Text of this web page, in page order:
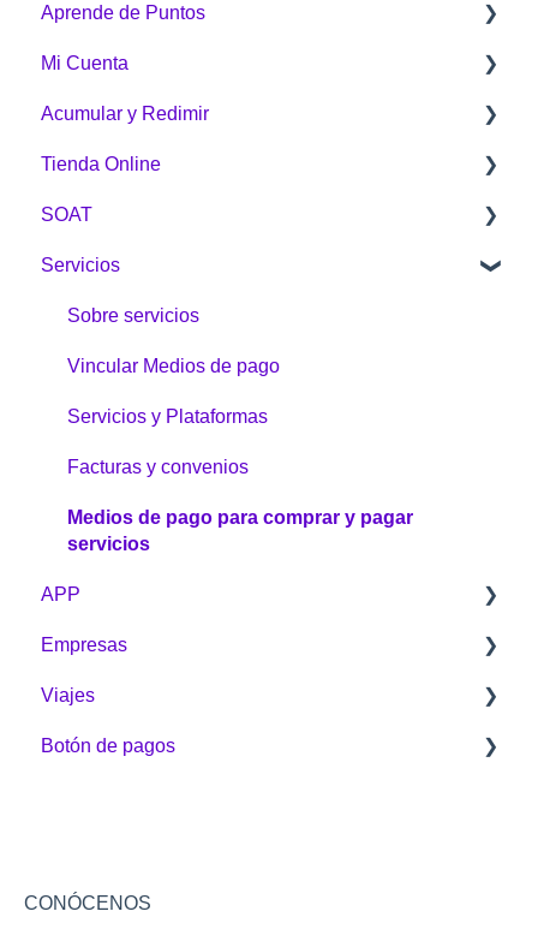
Aprende de Puntos
¿Qué es Puntos Colombia?
¿Cómo funciona Puntos Colombia?
¿Cómo acumulo Puntos Colombia?
¿Cómo redimo Puntos Colombia?
Mi Cuenta
Generalidades
Acumular y Redimir
¿Cómo acumular?
¿Cómo redimo Puntos Colombia?
Botón Puntos Colombia
Tienda Online
Tienda Online
Sobre la Tienda Online
Compras
Envíos
Problemas e inquietudes
Garantías y devoluciones
¿Cómo comprar?
SOAT
General
Servicios
Sobre servicios
Vincular Medios de pago
Servicios y Plataformas
Facturas y convenios
Medios de pago para comprar y pagar
servicios
APP
General
Clave dinámica
Gestíon de Puntos
Empresas
Aprende de Puntos Colombia empresarial
Mi cuenta
Viajes
Viajes
Sobre Viajes
Asistencias
Botón de pagos
Configuraciones y seguridad
CONÓCENOS